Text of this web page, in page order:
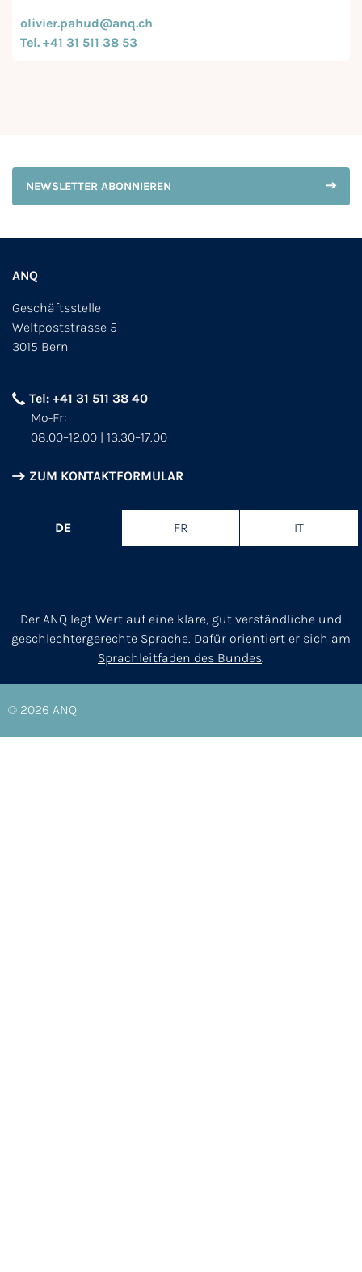
olivier.pahud@anq.ch
Tel. +41 31 511 38 53
NEWSLETTER ABONNIEREN
ANQ
Geschäftsstelle
Weltpoststrasse 5
3015 Bern
Tel: +41 31 511 38 40
Mo-Fr:
08.00–12.00 | 13.30–17.00
ZUM KONTAKTFORMULAR
DE FR IT
Der ANQ legt Wert auf eine klare, gut verständliche und
geschlechtergerechte Sprache. Dafür orientiert er sich am
Sprachleitfaden des Bundes.
© 2026 ANQ